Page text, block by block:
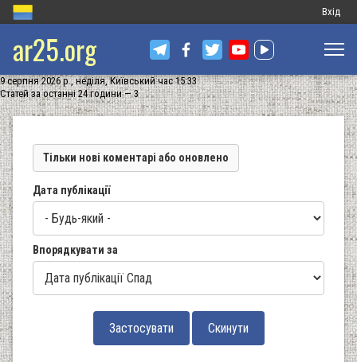
Меню
запису
Вхід
ar25.org
9 серпня 2026 р., неділя, Київський час 15:33
Статей за останні 24 години — 3
Тільки нові коментарі або оновлено
Дата публікації
Впорядкувати за